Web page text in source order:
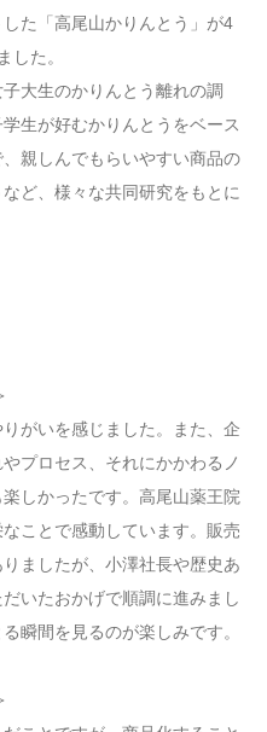
た「高尾山かりんとう」が4
した。
大生のかりんとう離れの調
生が好むかりんとうをベース
親しんでもらいやすい商品の
ど、様々な共同研究をもとに
がいを感じました。また、企
プロセス、それにかかわるノ
しかったです。高尾山薬王院
ことで感動しています。販売
ましたが、小澤社長や歴史あ
いたおかげで順調に進みまし
瞬間を見るのが楽しみです。